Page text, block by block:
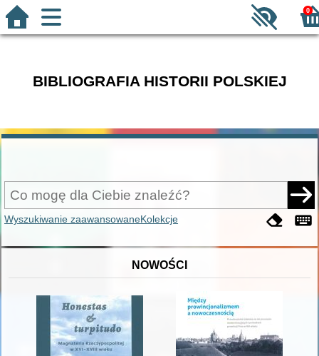
0
BIBLIOGRAFIA HISTORII POLSKIEJ
Wyszukiwanie zaawansowaneKolekcje
NOWOŚCI